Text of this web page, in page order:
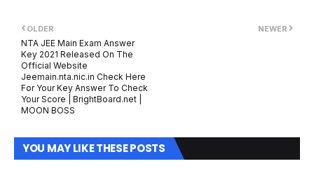
NEWER
OLDER
NTA JEE Main Exam Answer
Key 2021 Released On The
Official Website
Jeemain.nta.nic.in Check Here
For Your Key Answer To Check
Your Score | BrightBoard.net |
MOON BOSS
YOU MAY LIKE THESE POSTS